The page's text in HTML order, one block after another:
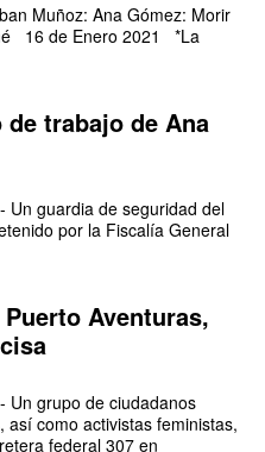
Muñoz: Ana Gómez: Morir
16 de Enero 2021 *La
trabajo de Ana
Un guardia de seguridad del
por la Fiscalía General
Aventuras,
Un grupo de ciudadanos
como activistas feministas,
federal 307 en